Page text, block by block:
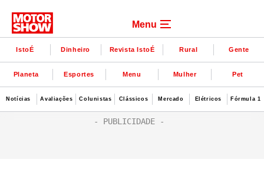
Menu
IstoÉ Dinheiro Revista IstoÉ Rural Gente
Planeta Esportes Menu Mulher Pet
Notícias Avaliações Colunistas Clássicos Mercado Elétricos Fórmula 1